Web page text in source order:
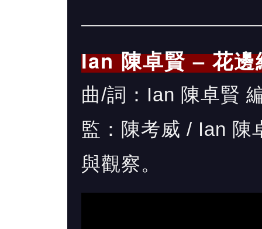
Ian 陳卓賢 – 花邊
曲/詞：Ian 陳卓賢
監：陳考威 / Ian 陳
與觀察。